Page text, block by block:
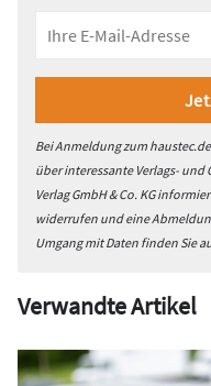
Bei Anmeldung zum
über interessante Verlags- und
Verlag GmbH & Co. KG
widerrufen und eine
Umgang mit Daten finden Sie
Verwandte Artikel